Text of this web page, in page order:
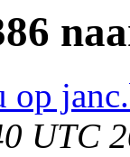
op
UTC